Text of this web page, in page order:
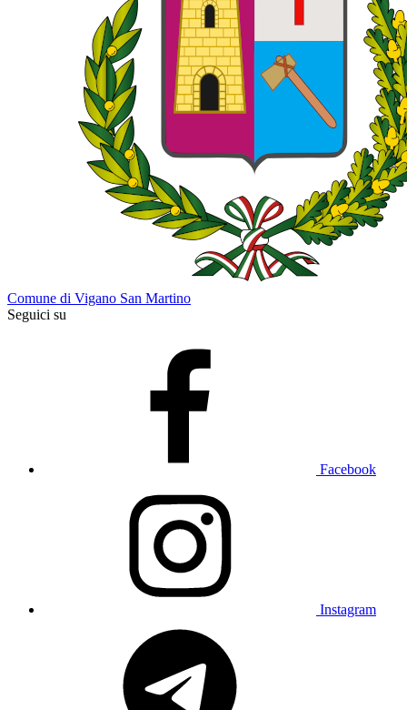
Comune di Vigano San Martino
Seguici su
Facebook
Instagram